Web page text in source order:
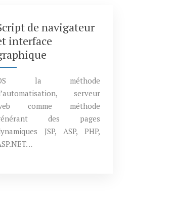
de navigateur
interface
la méthode
serveur
comme méthode
des pages
JSP, ASP, PHP,